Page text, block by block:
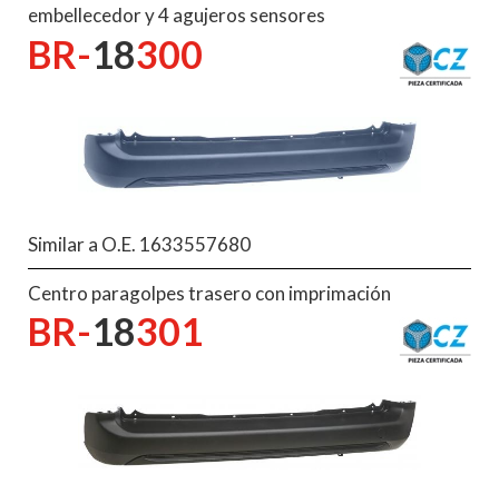
embellecedor y 4 agujeros sensores
BR-18300
Similar a O.E. 1633557680
Centro paragolpes trasero con imprimación
BR-18301